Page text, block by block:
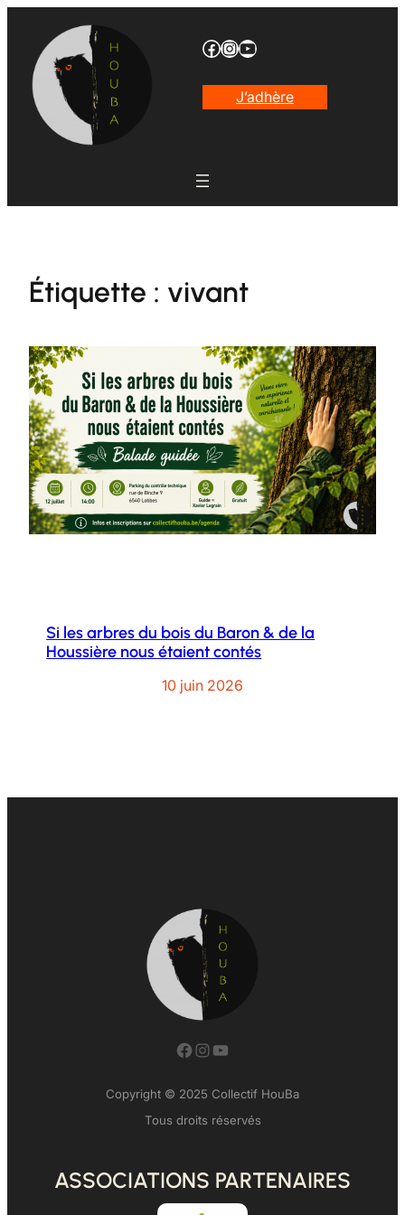
contenu
Facebook InstagramYouTube
J’adhère
Étiquette : vivant
Si les arbres du bois du Baron & de la
Houssière nous étaient contés
10 juin 2026
Facebook
Instagram
YouTube
Copyright © 2025 Collectif HouBa
Tous droits réservés
ASSOCIATIONS PARTENAIRES